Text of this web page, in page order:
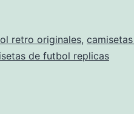
retro originales,
de futbol replicas